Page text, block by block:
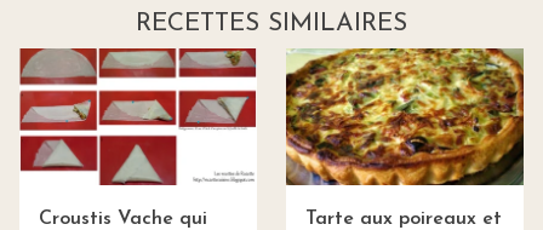
RECETTES SIMILAIRES
Croustis Vache qui
Tarte aux poireaux et